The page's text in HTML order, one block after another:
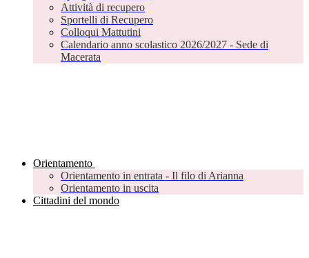
Attività di recupero
Sportelli di Recupero
Colloqui Mattutini
Calendario anno scolastico 2026/2027 - Sede di
Macerata
Orientamento
Orientamento in entrata - Il filo di Arianna
Orientamento in uscita
Cittadini del mondo